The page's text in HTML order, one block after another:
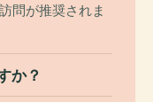
問が推奨されま
か？